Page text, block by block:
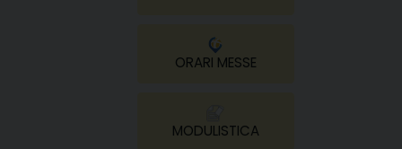
ORARI MESSE
MODULISTICA